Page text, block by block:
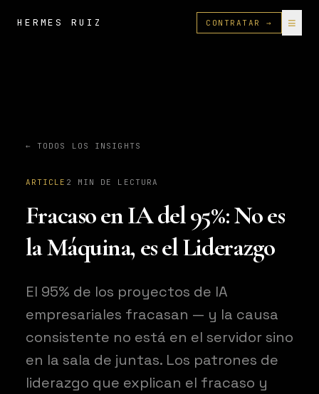
HERMES RUIZ CONTRATAR → ≡
← TODOS LOS INSIGHTS
ARTICLE 2 MIN DE LECTURA
Fracaso en IA del 95%: No es
la Máquina, es el Liderazgo
El 95% de los proyectos de IA
empresariales fracasan — y la causa
consistente no está en el servidor sino
en la sala de juntas. Los patrones de
liderazgo que explican el fracaso y